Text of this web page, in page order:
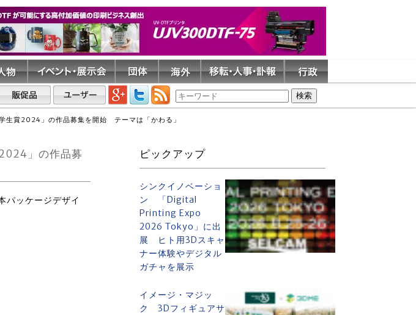
生賞2024」の作品募集を開始 テーマは「かわる」
」の作品募
パッケージデザイ
ピックアップ
シンクイノベーショ
ン 「Digital
Printing Expo
2026 Tokyo」に出
展 ヒト用3Dスキャ
ナー体験やデジタル
ガチャを展示
イメージ・マジッ
ク 3Dフィギュアサ